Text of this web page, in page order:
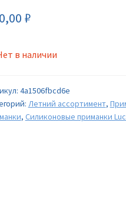
₽
в наличии
4a1506fbcd6e
Летний ассортимент,
, Силиконовые приманки